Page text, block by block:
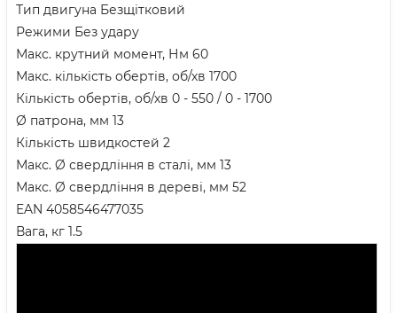
Тип двигуна Безщітковий
Режими Без удару
Макс. крутний момент, Нм 60
Макс. кількість обертів, об/хв 1700
Кількість обертів, об/хв 0 - 550 / 0 - 1700
Ø патрона, мм 13
Кількість швидкостей 2
Макс. Ø свердління в сталі, мм 13
Макс. Ø свердління в дереві, мм 52
EAN 4058546477035
Вага, кг 1.5